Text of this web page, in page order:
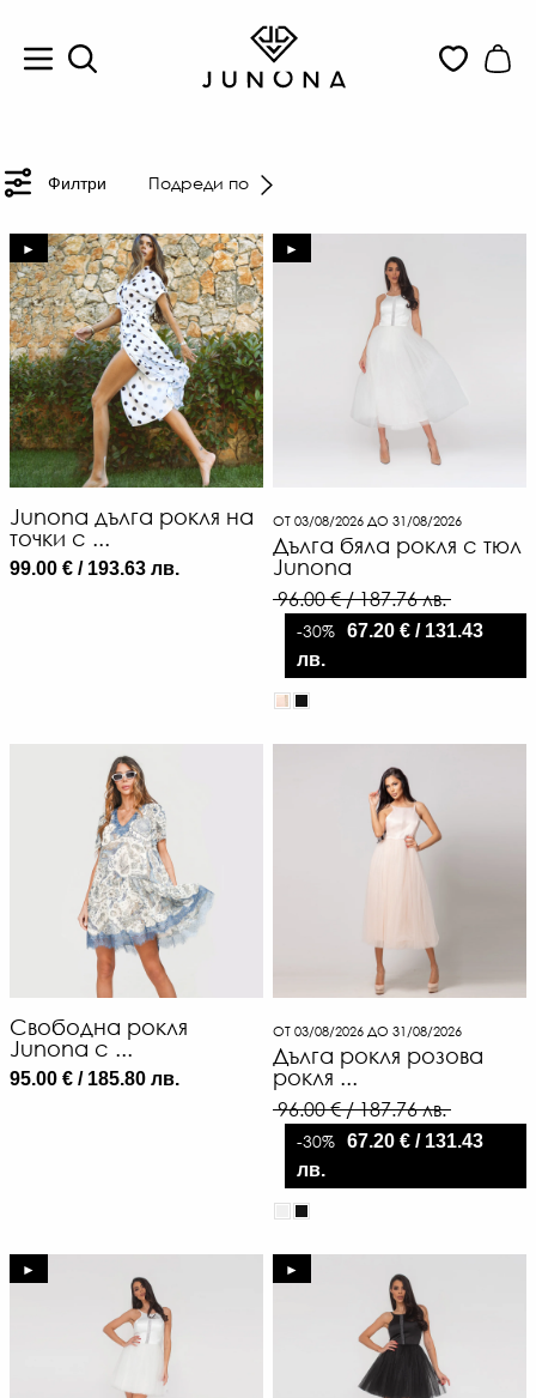
Филтри Подреди по
►
Junona дълга рокля на
точки с ...
99.00 € / 193.63 лв.
►
ОТ 03/08/2026 ДО 31/08/2026
Дълга бяла рокля с тюл
Junona
96.00 € / 187.76 лв.
-30% 67.20 € / 131.43
лв.
Свободна рокля
Junona с ...
95.00 € / 185.80 лв.
ОТ 03/08/2026 ДО 31/08/2026
Дълга рокля розова
рокля ...
96.00 € / 187.76 лв.
-30% 67.20 € / 131.43
лв.
► ►